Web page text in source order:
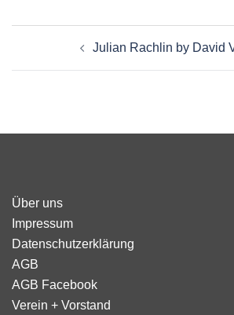
Julian Rachlin by David
Über uns
Impressum
Datenschutzerklärung
AGB
AGB Facebook
Verein + Vorstand